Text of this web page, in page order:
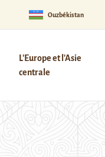
Ouzbékistan
L'Europe et l'Asie
centrale